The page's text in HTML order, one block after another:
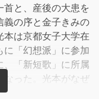
首と、産後の大患を
義の序と金子きみの
本は京都女子大学在
「幻想派」に参加
、「新短歌」に所属
なった。光本がなぜ
のか、その経緯は